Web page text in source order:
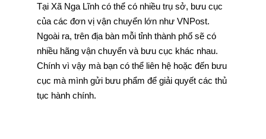
Tại Xã Nga Lĩnh có thể có nhiều trụ sở, bưu cục
của các đơn vị vận chuyển lớn như VNPost.
Ngoài ra, trên địa bàn mỗi tỉnh thành phố sẽ có
nhiều hãng vận chuyển và bưu cục khác nhau.
Chính vì vậy mà bạn có thể liên hệ hoặc đến bưu
cục mà mình gửi bưu phẩm để giải quyết các thủ
tục hành chính.